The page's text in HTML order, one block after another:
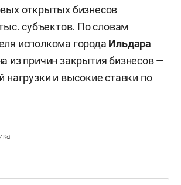
открытых бизнесов
субъектов. По словам
исполкома города Ильдара
из причин закрытия бизнесов —
нагрузки и высокие ставки по